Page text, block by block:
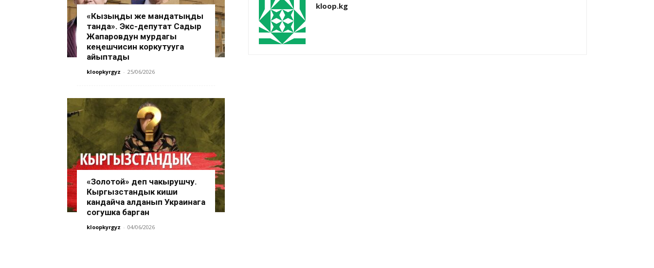
kloop.kg
«Кызыңды же мандатыңды
танда». Экс-депутат Садыр
Жапаровдун мурдагы
кеңешчисин коркутууга
айыптады
kloopkyrgyz - 25/06/2026
«Золотой» деп чакырушчу.
Кыргызстандык киши
кандайча алданып Украинага
согушка барган
kloopkyrgyz - 04/06/2026